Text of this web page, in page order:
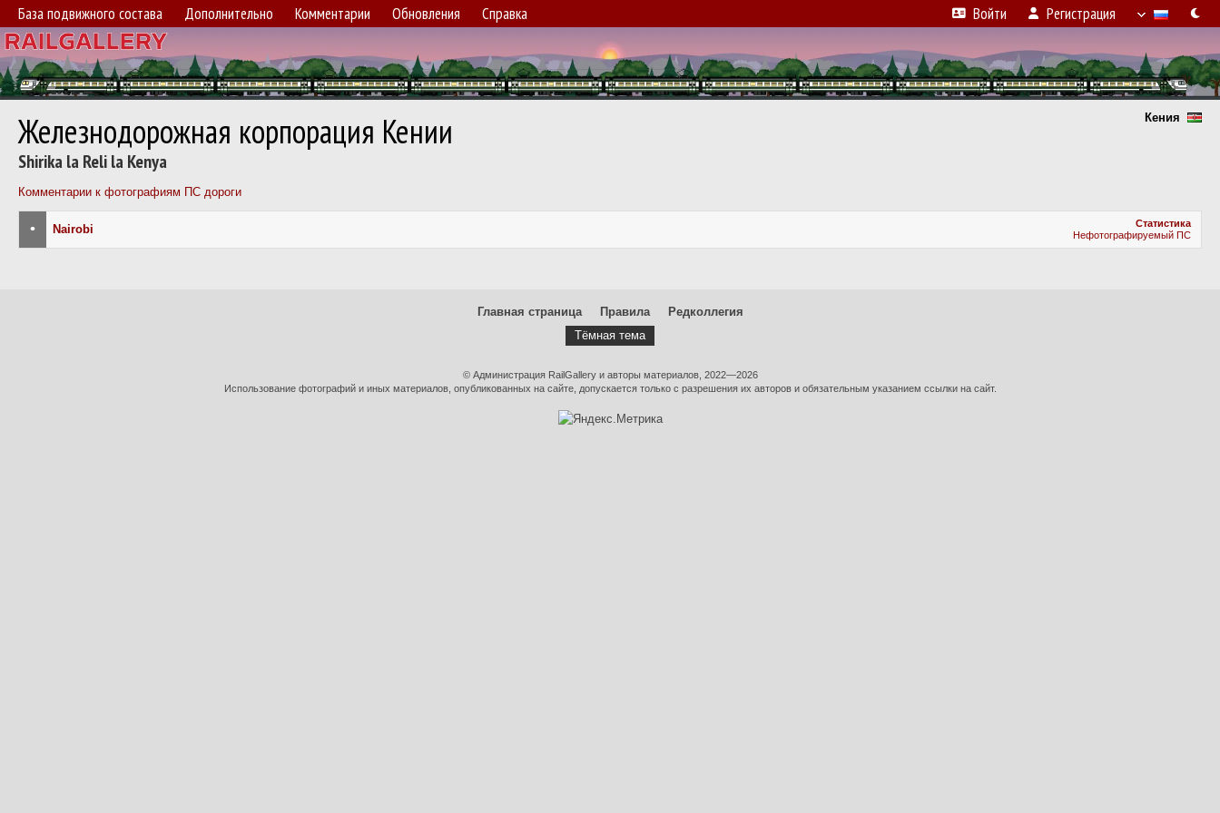
База подвижного состава Дополнительно Комментарии Обновления Справка Войти Регистрация
Кения
Железнодорожная корпорация Кении
Shirika la Reli la Kenya
Комментарии к фотографиям ПС дороги
• Nairobi
Статистика
Нефотографируемый ПС
Главная страница Правила
Редколлегия
Тёмная тема
© Администрация RailGallery и авторы материалов, 2022—2026
Использование фотографий и иных материалов, опубликованных на сайте, допускается только с разрешения их авторов и обязательным указанием ссылки на сайт.